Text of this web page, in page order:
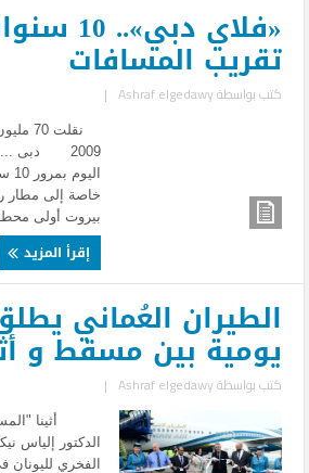
«فلاي
تقريب المسافات
كتب بواسطةAshraf elgedawy
|
نقلت
2009 دبى
خاصة إلى مطار
بيروت أولى محطاتها.
إقرأ المزيد
الطيران العُماني
يومية بين مسقط و
كتب بواسطةAshraf elgedawy
|
أثينا
الدكتور إلياس
الفخري